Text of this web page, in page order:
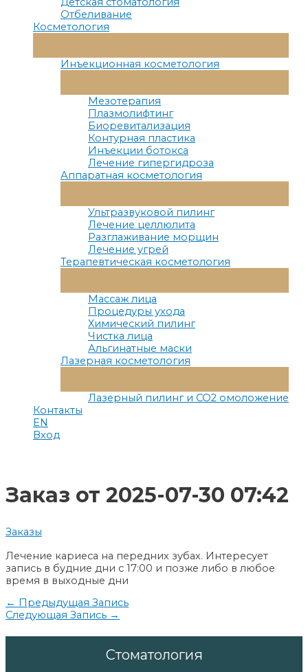
Отбеливание
Косметология
Меню
Инъекционная косметология
Меню
Мезотерапия
Плазмолифтинг
Биоревитализация
Контурная пластика
Инъекции ботокса
Лечение гипергидроза
Аппаратная косметология
Меню
Ультразвуковой пилинг
Лечение целлюлита
Разглаживание морщин
Лечение угрей
Терапевтическая косметология
Меню
Массаж лица
Процедуры ухода
Химический пилинг
Чистка лица
Альгинатные маски
Лазерная косметология
Меню
Лазерный пилинг и СО2 омоложение
Контакты
EN
Вход
Заказ от 2025-07-30 07:42
Заказы
Лечение кариеса на передних зубах. Интересует
запись в будние дни с 17:00 и позже либо в любое
время в выходные дни
Навигация
по
← Предыдущая Запись
Следующая Запись →
Стоматология